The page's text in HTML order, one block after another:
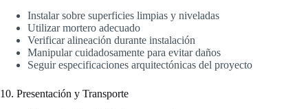
Instalar sobre superficies limpias y niveladas
Utilizar mortero adecuado
Verificar alineación durante instalación
Manipular cuidadosamente para evitar daños
Seguir especificaciones arquitectónicas del proyecto
10. Presentación y Transporte